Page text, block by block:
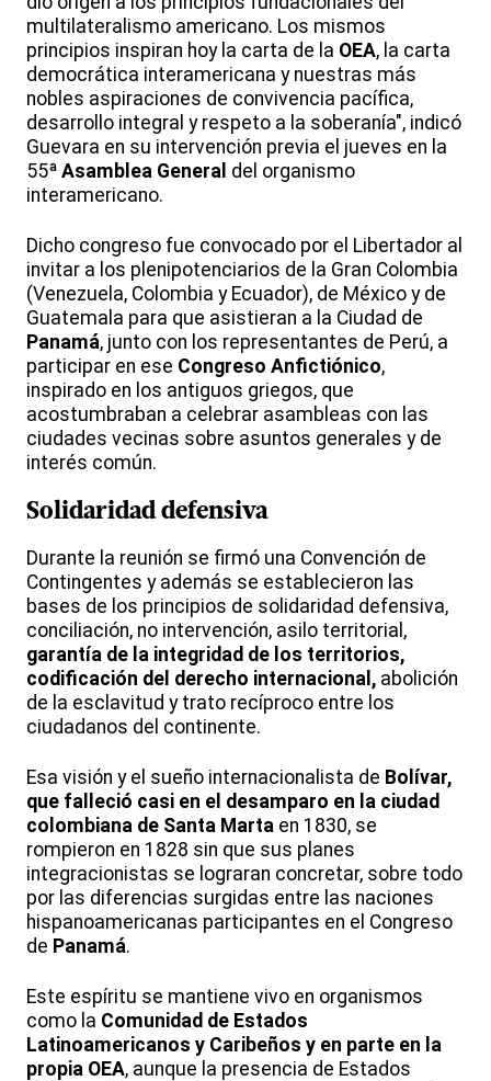
multilateralismo americano. Los mismos
principios inspiran hoy la carta de la OEA, la carta
democrática interamericana y nuestras más
nobles aspiraciones de convivencia pacífica,
desarrollo integral y respeto a la soberanía", indicó
Guevara en su intervención previa el jueves en la
55ª Asamblea General del organismo
interamericano.
Dicho congreso fue convocado por el Libertador al
invitar a los plenipotenciarios de la Gran Colombia
(Venezuela, Colombia y Ecuador), de México y de
Guatemala para que asistieran a la Ciudad de
Panamá, junto con los representantes de Perú, a
participar en ese Congreso Anfictiónico,
inspirado en los antiguos griegos, que
acostumbraban a celebrar asambleas con las
ciudades vecinas sobre asuntos generales y de
interés común.
Solidaridad defensiva
Durante la reunión se firmó una Convención de
Contingentes y además se establecieron las
bases de los principios de solidaridad defensiva,
conciliación, no intervención, asilo territorial,
garantía de la integridad de los territorios,
codificación del derecho internacional, abolición
de la esclavitud y trato recíproco entre los
ciudadanos del continente.
Esa visión y el sueño internacionalista de Bolívar,
que falleció casi en el desamparo en la ciudad
colombiana de Santa Marta en 1830, se
rompieron en 1828 sin que sus planes
integracionistas se lograran concretar, sobre todo
por las diferencias surgidas entre las naciones
hispanoamericanas participantes en el Congreso
de Panamá.
Este espíritu se mantiene vivo en organismos
como la Comunidad de Estados
Latinoamericanos y Caribeños y en parte en la
propia OEA, aunque la presencia de Estados